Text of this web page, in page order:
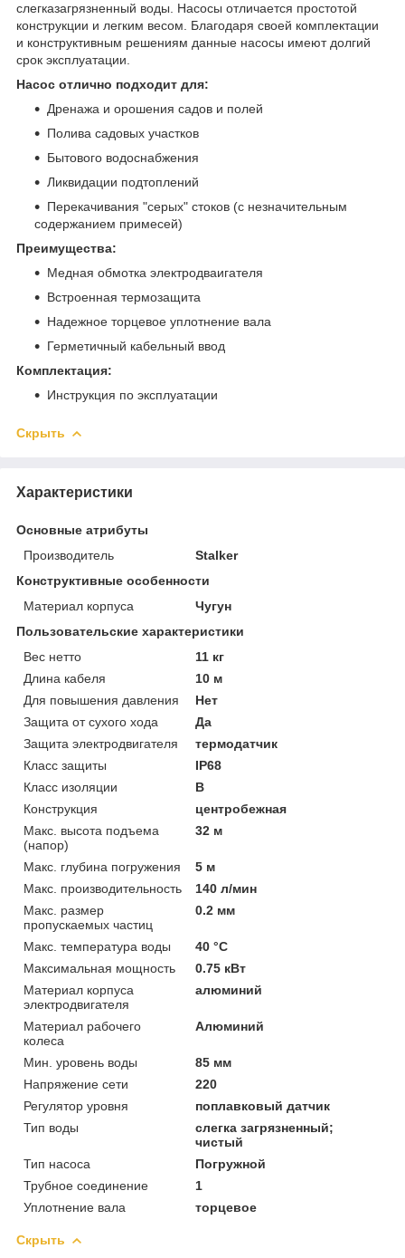
слегказагрязненный воды. Насосы отличается простотой
конструкции и легким весом. Благодаря своей комплектации
и конструктивным решениям данные насосы имеют долгий
срок эксплуатации.
Насос отлично подходит для:
Дренажа и орошения садов и полей
Полива садовых участков
Бытового водоснабжения
Ликвидации подтоплений
Перекачивания "серых" стоков (с незначительным
содержанием примесей)
Преимущества:
Медная обмотка электродваигателя
Встроенная термозащита
Надежное торцевое уплотнение вала
Герметичный кабельный ввод
Комплектация:
Инструкция по эксплуатации
Скрыть
Характеристики
Основные атрибуты
Производитель
Stalker
Конструктивные особенности
Материал корпуса
Чугун
Пользовательские характеристики
Вес нетто
11 кг
Длина кабеля
10 м
Для повышения давления
Нет
Защита от сухого хода
Да
Защита электродвигателя
термодатчик
Класс защиты
IP68
Класс изоляции
B
Конструкция
центробежная
Макс. высота подъема
(напор)
32 м
Макс. глубина погружения
5 м
Макс. производительность
140 л/мин
Макс. размер
пропускаемых частиц
0.2 мм
Макс. температура воды
40 °C
Максимальная мощность
0.75 кВт
Материал корпуса
электродвигателя
алюминий
Материал рабочего
колеса
Алюминий
Мин. уровень воды
85 мм
Напряжение сети
220
Регулятор уровня
поплавковый датчик
Тип воды
слегка загрязненный;
чистый
Тип насоса
Погружной
Трубное соединение
1
Уплотнение вала
торцевое
Скрыть